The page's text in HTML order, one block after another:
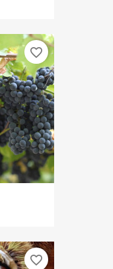
favorite_border
favorite_border